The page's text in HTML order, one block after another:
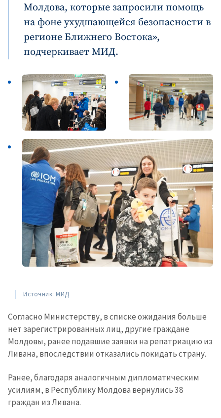
Молдова, которые запросили помощь
на фоне ухудшающейся безопасности в
регионе Ближнего Востока»,
подчеркивает МИД.
Источник: МИД
Согласно Министерству, в списке ожидания больше
нет зарегистрированных лиц, другие граждане
Молдовы, ранее подавшие заявки на репатриацию из
Ливана, впоследствии отказались покидать страну.
Ранее, благодаря аналогичным дипломатическим
усилиям, в Республику Молдова вернулись 38
граждан из Ливана.